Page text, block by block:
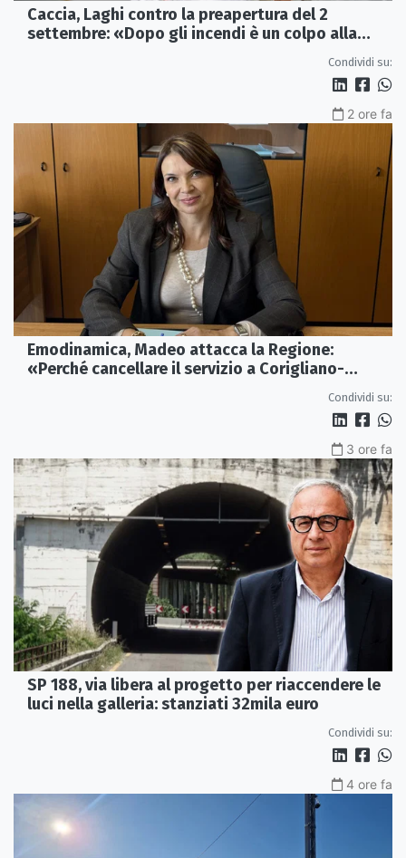
Caccia, Laghi contro la preapertura del 2
settembre: «Dopo gli incendi è un colpo alla
Condividi su:
2 ore fa
Emodinamica, Madeo attacca la Regione:
«Perché cancellare il servizio a Corigliano-
Condividi su:
3 ore fa
SP 188, via libera al progetto per riaccendere le
luci nella galleria: stanziati 32mila euro
Condividi su:
4 ore fa